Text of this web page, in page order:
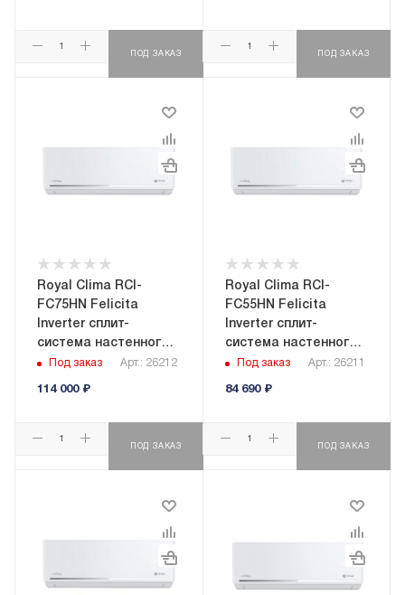
ПОД ЗАКАЗ ПОД ЗАКАЗ
Royal Clima RCI-
FC75HN Felicita
Inverter сплит-
система настенного
типаПод заказ Арт.: 26212
114 000₽
ПОД ЗАКАЗ
Royal Clima RCI-
FC55HN Felicita
Inverter сплит-
система настенного
типаПод заказ Арт.: 26211
84 690₽
ПОД ЗАКАЗ